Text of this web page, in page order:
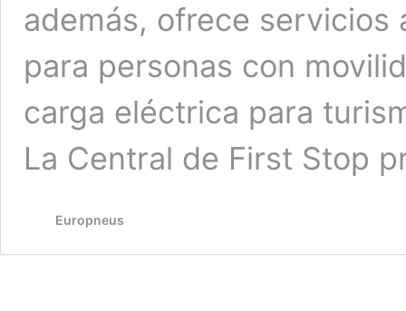
además, ofrece servicios
para personas con
carga eléctrica para
La Central de First Stop
Europneus